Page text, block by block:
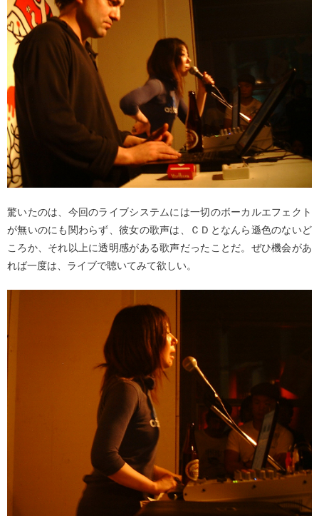
驚いたのは、今回のライブシステムには一切のボーカルエフェクト
が無いのにも関わらず、彼女の歌声は、ＣＤとなんら遜色のないど
ころか、それ以上に透明感がある歌声だったことだ。ぜひ機会があ
れば一度は、ライブで聴いてみて欲しい。